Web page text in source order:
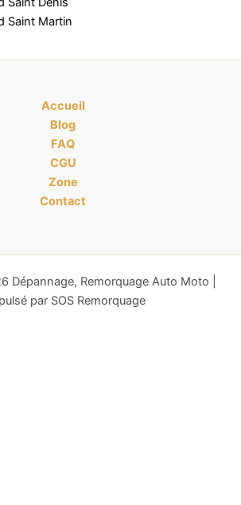
Saint Martin
Accueil
Blog
FAQ
CGU
Zone
Contact
Dépannage, Remorquage Auto Moto |
par SOS Remorquage